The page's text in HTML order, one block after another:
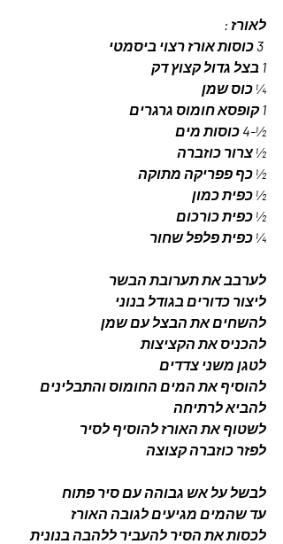
לאורז :
1 בצל גדול קצוץ דק
¼ כוס שמן
1 קופסא חומוס גרגרים
½-4 כוסות מים
½ צרור כוזברה
½ כף פפריקה מתוקה
½ כפית כמון
½ כפית כורכום
¼ כפית פלפל שחור
לערבב את תערובת הבשר
ליצור כדורים בגודל בנוני
להשחים את הבצל עם שמן
להכניס את הקציצות
לטגן משני צדדים
להוסיף את המים החומוס והתבלינים
להביא לרתיחה
לשטוף את האורז להוסיף לסיר
לפזר כוזברה קצוצה
לבשל על אש גבוהה עם סיר פתוח
עד שהמים מגיעים לגובה האורז
לכסות את הסיר להעביר ללהבה בנונית